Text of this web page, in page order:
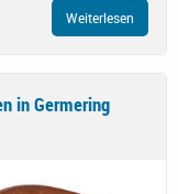
Weiterlesen
in Germering